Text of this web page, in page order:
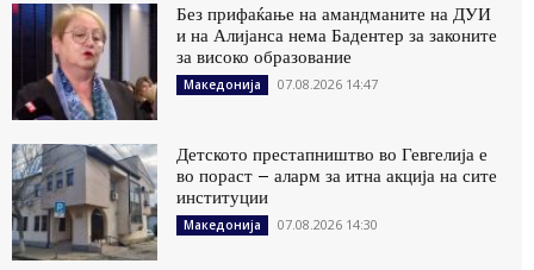
Без прифаќање на амандманите на ДУИ
и на Алијанса нема Бадентер за законите
за високо образование
Македонија 07.08.2026 14:47
Детското престапништво во Гевгелија е
во пораст – аларм за итна акција на сите
институции
Македонија 07.08.2026 14:30